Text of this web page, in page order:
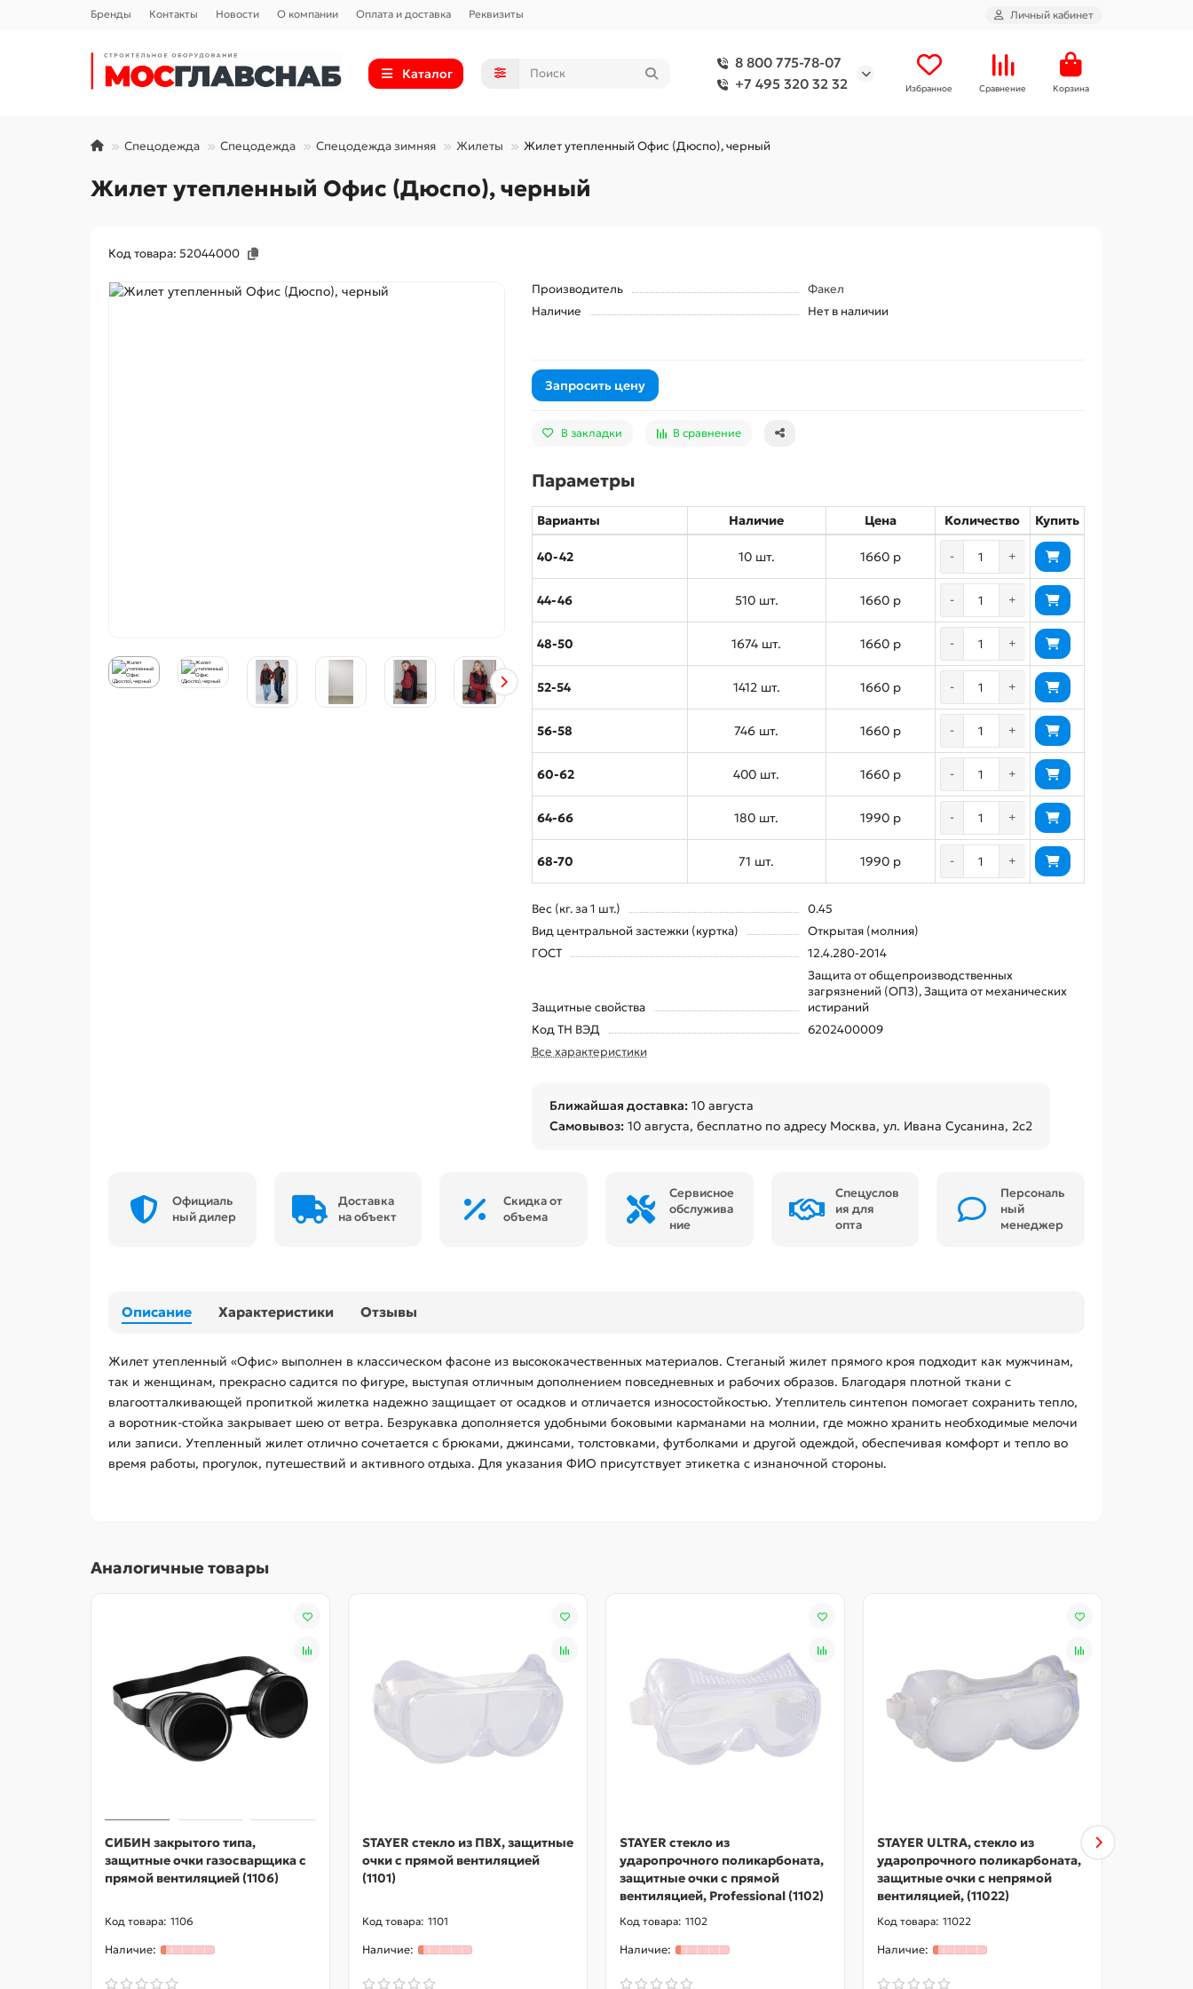
Бренды Контакты Новости О компании Оплата и доставка Реквизиты Личный кабинет
Каталог
8 800 775-78-07
+7 495 320 32 32
Избранное Сравнение Корзина
Спецодежда Спецодежда Спецодежда зимняя Жилеты Жилет утепленный Офис (Дюспо), черный
Жилет утепленный Офис (Дюспо), черный
Код товара: 52044000
Производитель
Факел
Наличие
Нет в наличии
Запросить цену
В закладки В сравнение
Параметры
Варианты Наличие Цена Количество Купить
40-42 10 шт. 1660 р - +
44-46 510 шт. 1660 р - +
48-50 1674 шт. 1660 р - +
52-54 1412 шт. 1660 р - +
56-58 746 шт. 1660 р - +
60-62 400 шт. 1660 р - +
64-66 180 шт. 1990 р - +
68-70 71 шт. 1990 р - +
Вес (кг. за 1 шт.)
0.45
Вид центральной застежки (куртка)
Открытая (молния)
ГОСТ
12.4.280-2014
Защитные свойства
Защита от общепроизводственных
загрязнений (ОПЗ), Защита от механических
истираний
Код ТН ВЭД
6202400009
Все характеристики
Ближайшая доставка: 10 августа
Самовывоз: 10 августа, бесплатно по адресу Москва, ул. Ивана Сусанина, 2с2
Официаль
ный дилер
Доставка
на объект
Скидка от
объема
Сервисное
обслужива
ние
Спецуслов
ия для
опта
Персональ
ный
менеджер
Описание Характеристики Отзывы
Жилет утепленный «Офис» выполнен в классическом фасоне из высококачественных материалов. Стеганый жилет прямого кроя подходит как мужчинам,
так и женщинам, прекрасно садится по фигуре, выступая отличным дополнением повседневных и рабочих образов. Благодаря плотной ткани с
влагоотталкивающей пропиткой жилетка надежно защищает от осадков и отличается износостойкостью. Утеплитель синтепон помогает сохранить тепло,
а воротник-стойка закрывает шею от ветра. Безрукавка дополняется удобными боковыми карманами на молнии, где можно хранить необходимые мелочи
или записи. Утепленный жилет отлично сочетается с брюками, джинсами, толстовками, футболками и другой одеждой, обеспечивая комфорт и тепло во
время работы, прогулок, путешествий и активного отдыха. Для указания ФИО присутствует этикетка с изнаночной стороны.
Аналогичные товары
СИБИН закрытого типа,
защитные очки газосварщика с
прямой вентиляцией (1106)
1106
STAYER стекло из ПВХ, защитные
очки с прямой вентиляцией
(1101)
1101
STAYER стекло из
ударопрочного поликарбоната,
защитные очки с прямой
вентиляцией, Professional (1102)
1102
STAYER ULTRA, стекло из
ударопрочного поликарбоната,
защитные очки с непрямой
вентиляцией, (11022)
11022